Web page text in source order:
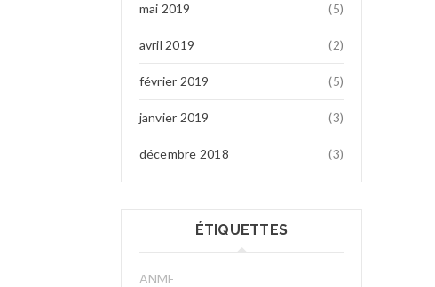
mai 2019 (5)
avril 2019 (2)
février 2019 (5)
janvier 2019 (3)
décembre 2018 (3)
ÉTIQUETTES
ANME